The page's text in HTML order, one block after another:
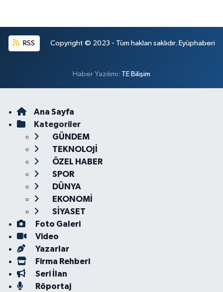
RSS Copyright © 2023 - Tüm hakları saklıdır. Eyüphaberi
Haber Yazılımı: TE Bilişim
Ana Sayfa
Kategoriler
GÜNDEM
TEKNOLOJİ
ÖZEL HABER
SPOR
DÜNYA
EKONOMİ
SİYASET
Foto Galeri
Video
Yazarlar
Firma Rehberi
Seri İlan
Röportaj